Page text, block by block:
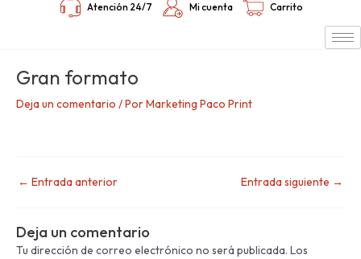
Atención 24/7 Mi cuenta Carrito
Gran formato
Deja un comentario / PorMarketing Paco Print
← Entrada anterior Entrada siguiente →
Deja un comentario
Tu dirección de correo electrónico no será publicada. Los